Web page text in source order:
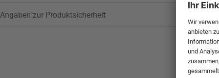
Angaben zur Produktsicherheit